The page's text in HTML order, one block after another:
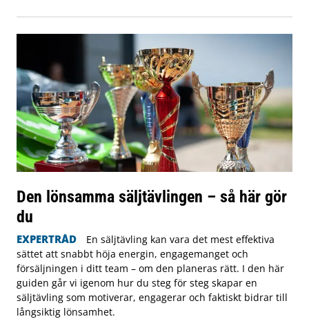
Den lönsamma säljtävlingen – så här gör
du
EXPERTRÅD
En säljtävling kan vara det mest effektiva
sättet att snabbt höja energin, engagemanget och
försäljningen i ditt team – om den planeras rätt. I den här
guiden går vi igenom hur du steg för steg skapar en
säljtävling som motiverar, engagerar och faktiskt bidrar till
långsiktig lönsamhet.